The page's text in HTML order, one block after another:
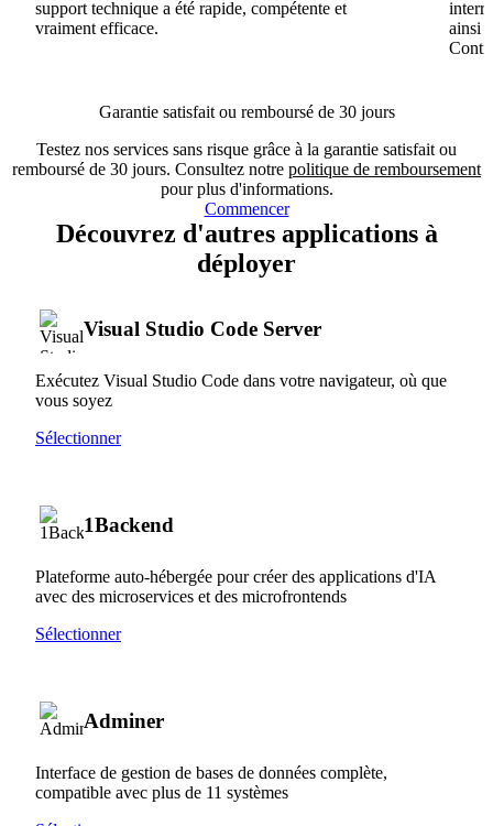
support technique a été rapide, compétente et
vraiment efficace.
ainsi
Garantie satisfait ou remboursé de 30 jours
Testez nos services sans risque grâce à la garantie satisfait ou
remboursé de 30 jours. Consultez notre politique de remboursement
pour plus d'informations.
Commencer
Découvrez d'autres applications à
déployer
Visual Studio Code Server
Exécutez Visual Studio Code dans votre navigateur, où que
vous soyez
Sélectionner
1Backend
Plateforme auto-hébergée pour créer des applications d'IA
avec des microservices et des microfrontends
Sélectionner
Adminer
Interface de gestion de bases de données complète,
compatible avec plus de 11 systèmes